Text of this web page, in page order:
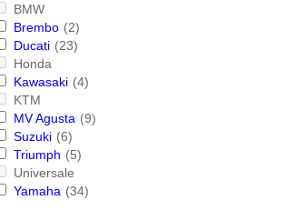
BMW
Brembo (2)
Ducati (23)
Honda
Kawasaki (4)
KTM
MV Agusta (9)
Suzuki (6)
Triumph (5)
Universale
Yamaha (34)